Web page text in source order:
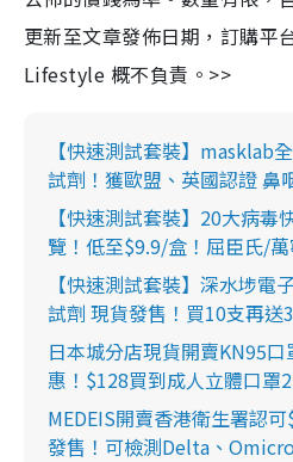
更新至文章發佈日期，訂購平
Lifestyle 概不負責。>>
【快速測試套裝】masklab
試劑！獲歐盟、英國認證 鼻
【快速測試套裝】20大病
覽！低至$9.9/盒！屈臣氏/
【快速測試套裝】深水埗電
試劑 現貨發售！買10支再送
日本城分店現貨開賣KN95
惠！$128買到成人立體口罩
MEDEIS開賣香港衛生署認
發售！可檢測Delta、